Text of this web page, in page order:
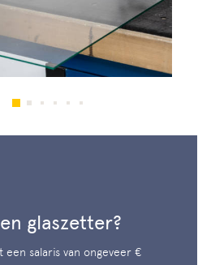
glaszetter?
salaris van ongeveer €